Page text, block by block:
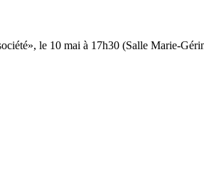
le 10 mai à 17h30 (Salle Marie-